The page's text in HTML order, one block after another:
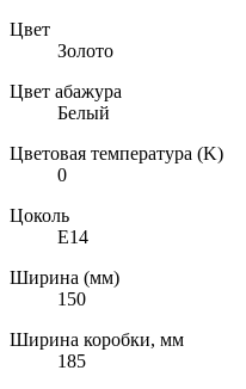
Цвет
Золото
Цвет абажура
Белый
Цветовая температура (K)
0
Цоколь
E14
Ширина (мм)
150
Ширина коробки, мм
185